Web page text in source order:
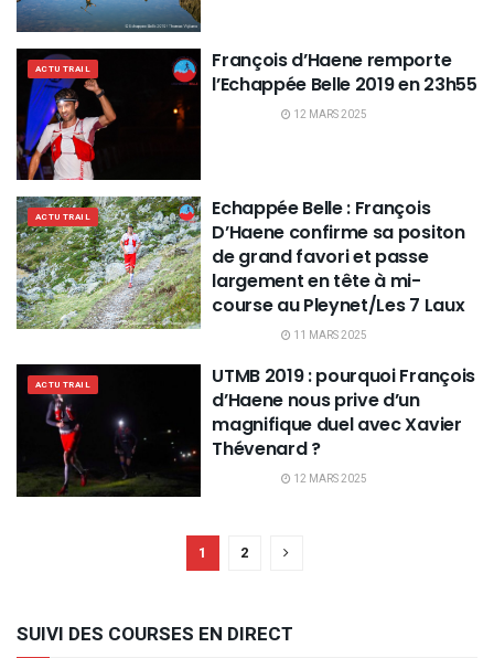
ACTU TRAIL
François d’Haene remporte
l’Echappée Belle 2019 en 23h55
12 MARS 2025
ACTU TRAIL
Echappée Belle : François
D’Haene confirme sa positon
de grand favori et passe
largement en tête à mi-
course au Pleynet/Les 7 Laux
11 MARS 2025
ACTU TRAIL
UTMB 2019 : pourquoi François
d’Haene nous prive d’un
magnifique duel avec Xavier
Thévenard ?
12 MARS 2025
1 2
SUIVI DES COURSES EN DIRECT